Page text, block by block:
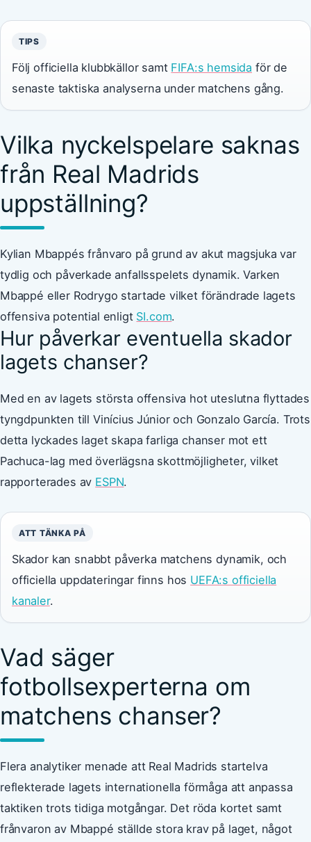
TIPS
Följ officiella klubbkällor samt FIFA:s hemsida för de
senaste taktiska analyserna under matchens gång.
Vilka nyckelspelare saknas
från Real Madrids
uppställning?
Kylian Mbappés frånvaro på grund av akut magsjuka var
tydlig och påverkade anfallsspelets dynamik. Varken
Mbappé eller Rodrygo startade vilket förändrade lagets
offensiva potential enligt SI.com.
Hur påverkar eventuella skador
lagets chanser?
Med en av lagets största offensiva hot uteslutna flyttades
tyngdpunkten till Vinícius Júnior och Gonzalo García. Trots
detta lyckades laget skapa farliga chanser mot ett
Pachuca-lag med överlägsna skottmöjligheter, vilket
rapporterades av ESPN.
ATT TÄNKA PÅ
Skador kan snabbt påverka matchens dynamik, och
officiella uppdateringar finns hos UEFA:s officiella
kanaler.
Vad säger
fotbollsexperterna om
matchens chanser?
Flera analytiker menade att Real Madrids startelva
reflekterade lagets internationella förmåga att anpassa
taktiken trots tidiga motgångar. Det röda kortet samt
frånvaron av Mbappé ställde stora krav på laget, något